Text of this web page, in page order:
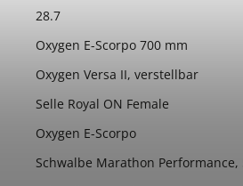
28.7
Oxygen E-Scorpo 700 mm
Oxygen Versa II, verstellbar
Selle Royal ON Female
Oxygen E-Scorpo
Schwalbe Marathon Performance,